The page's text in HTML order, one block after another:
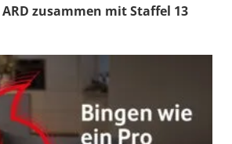
zusammen mit Staffel 13